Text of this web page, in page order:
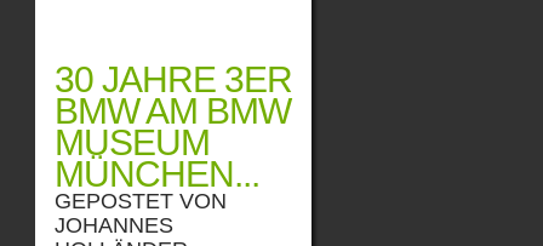
30 JAHRE 3ER
BMW AM BMW
MUSEUM
MÜNCHEN...
GEPOSTET VON
JOHANNES